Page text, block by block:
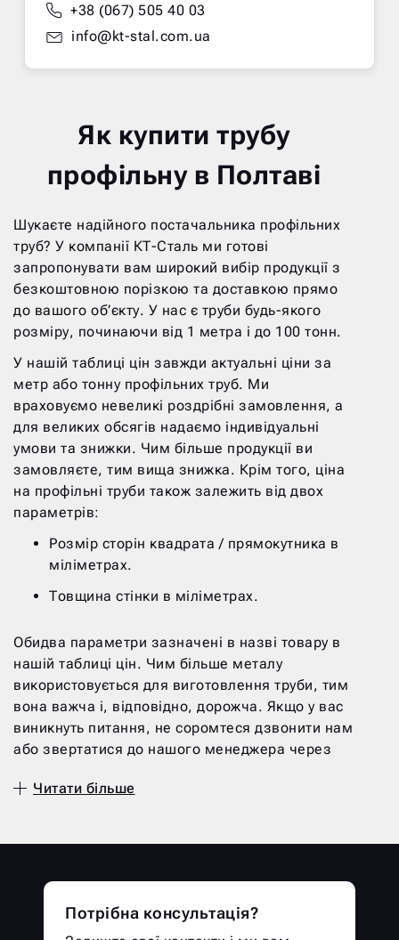
+38 (067) 505 40 03
info@kt-stal.com.ua
Як купити трубу
профільну в Полтаві
Шукаєте надійного постачальника профільних
труб? У компанії КТ-Сталь ми готові
запропонувати вам широкий вибір продукції з
безкоштовною порізкою та доставкою прямо
до вашого об’єкту. У нас є труби будь-якого
розміру, починаючи від 1 метра і до 100 тонн.
У нашій таблиці цін завжди актуальні ціни за
метр або тонну профільних труб. Ми
враховуємо невеликі роздрібні замовлення, а
для великих обсягів надаємо індивідуальні
умови та знижки. Чим більше продукції ви
замовляєте, тим вища знижка. Крім того, ціна
на профільні труби також залежить від двох
параметрів:
Розмір сторін квадрата / прямокутника в
міліметрах.
Товщина стінки в міліметрах.
Обидва параметри зазначені в назві товару в
нашій таблиці цін. Чим більше металу
використовується для виготовлення труби, тим
вона важча і, відповідно, дорожча. Якщо у вас
виникнуть питання, не соромтеся дзвонити нам
або звертатися до нашого менеджера через
консультацію та відповімо на всі цікавлячі
типів:
Читати більше
Потрібна консультація?